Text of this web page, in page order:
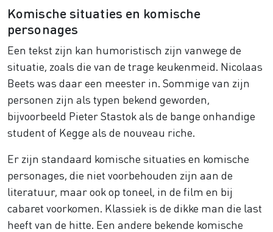
Komische situaties en komische
personages
Een tekst zijn kan humoristisch zijn vanwege de
situatie, zoals die van de trage keukenmeid. Nicolaas
Beets was daar een meester in. Sommige van zijn
personen zijn als typen bekend geworden,
bijvoorbeeld Pieter Stastok als de bange onhandige
student of Kegge als de nouveau riche.
Er zijn standaard komische situaties en komische
personages, die niet voorbehouden zijn aan de
literatuur, maar ook op toneel, in de film en bij
cabaret voorkomen. Klassiek is de dikke man die last
heeft van de hitte. Een andere bekende komische